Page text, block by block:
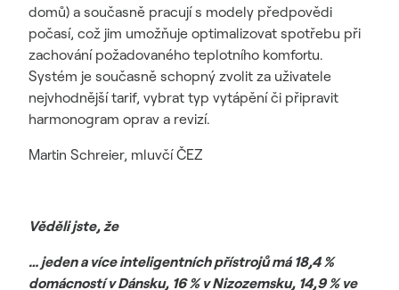
domů) a současně pracují s modely předpovědi
počasí, což jim umožňuje optimalizovat spotřebu při
zachování požadovaného teplotního komfortu.
Systém je současně schopný zvolit za uživatele
nejvhodnější tarif, vybrat typ vytápění či připravit
harmonogram oprav a revizí.
Martin Schreier, mluvčí ČEZ
Věděli jste, že
… jeden a více inteligentních přístrojů má 18,4 %
domácností v Dánsku, 16 % v Nizozemsku, 14,9 % ve